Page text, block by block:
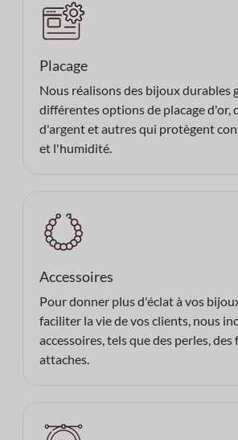
Placage
Nous réalisons des bijoux durables
différentes options de placage d'or,
d'argent et autres qui protègent
et l'humidité.
Accessoires
Pour donner plus d'éclat à vos
faciliter la vie de vos clients, nous
accessoires, tels que des perles,
attaches.